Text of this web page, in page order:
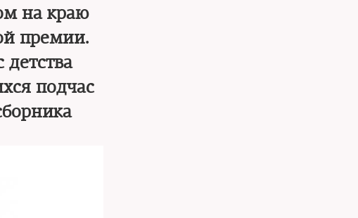
на краю
премии.
подчас